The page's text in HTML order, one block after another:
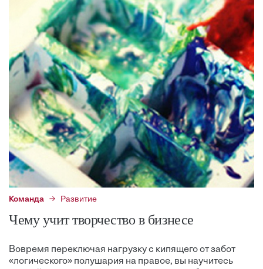
Команда Развитие
Чему учит творчество в бизнесе
Вовремя переключая нагрузку с кипящего от забот
«логического» полушария на правое, вы научитесь